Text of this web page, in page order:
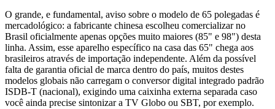
O grande, e fundamental, aviso sobre o modelo de 65 polegadas é
mercadológico: a fabricante chinesa escolheu comercializar no
Brasil oficialmente apenas opções muito maiores (85" e 98") desta
linha. Assim, esse aparelho específico na casa das 65" chega aos
brasileiros através de importação independente. Além da possível
falta de garantia oficial de marca dentro do país, muitos destes
modelos globais não carregam o conversor digital integrado padrão
ISDB-T (nacional), exigindo uma caixinha externa separada caso
você ainda precise sintonizar a TV Globo ou SBT, por exemplo.